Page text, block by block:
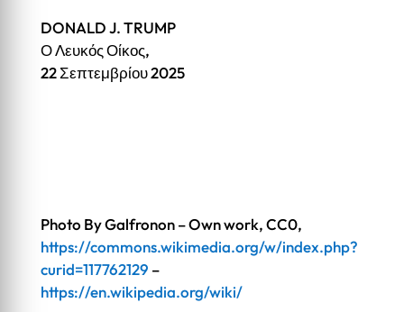
DONALD J. TRUMP
Ο Λευκός Οίκος,
22 Σεπτεμβρίου 2025
Photo By Galfronon – Own work, CC0,
https://commons.wikimedia.org/w/index.php?
curid=117762129 –
https://en.wikipedia.org/wiki/